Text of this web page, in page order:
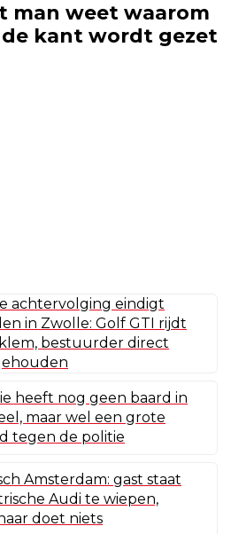
man weet waarom
kant wordt gezet
achtervolging eindigt
in Zwolle: Golf GTI rijdt
bestuurder direct
heeft nog geen baard in
maar wel een grote
tegen de politie
Amsterdam: gast staat
Audi te wiepen,
doet niets